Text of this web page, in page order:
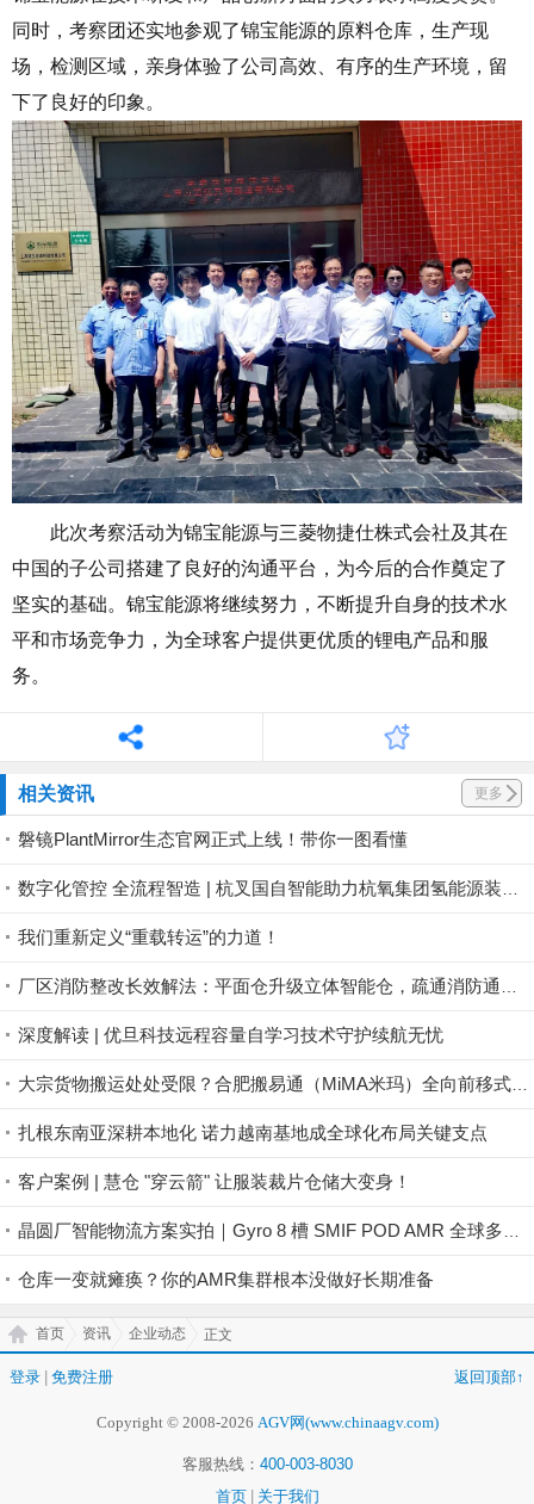
同时，考察团还实地参观了锦宝能源的原料仓库，生产现
场，检测区域，亲身体验了公司高效、有序的生产环境，留
下了良好的印象。
此次考察活动为锦宝能源与三菱物捷仕株式会社及其在
中国的子公司搭建了良好的沟通平台，为今后的合作奠定了
坚实的基础。锦宝能源将继续努力，不断提升自身的技术水
平和市场竞争力，为全球客户提供更优质的锂电产品和服
务。
相关资讯 更多
磐镜PlantMirror生态官网正式上线！带你一图看懂
我们重新定义“重载转运”的力道！
深度解读 | 优旦科技远程容量自学习技术守护续航无忧
扎根东南亚深耕本地化 诺力越南基地成全球化布局关键支点
客户案例 | 慧仓 "穿云箭" 让服装裁片仓储大变身！
仓库一变就瘫痪？你的AMR集群根本没做好长期准备
首页 资讯 企业动态 正文
登录 免费注册 返回顶部↑
Copyright © 2008-2026 AGV网(www.chinaagv.com)
客服热线： 400-003-8030
首页
关于我们